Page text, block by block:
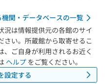
関・データベースの一覧
況は情報提供元の各館のサイ
さい。所蔵館から取寄せるこ
、ご自身が利用されるお近く
ヘルプ をご覧ください。
設定する